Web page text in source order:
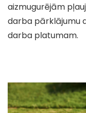
aizmugurējām
darba pārklājumu
darba platumam.